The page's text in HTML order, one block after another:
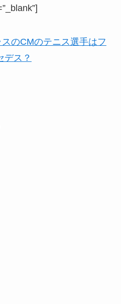
のCMのテニス選手はフ
デス？